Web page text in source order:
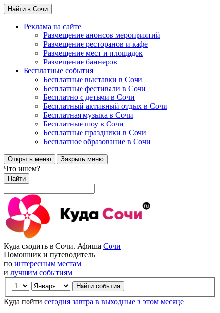
Найти в Сочи
Реклама на сайте
Размещение анонсов мероприятий
Размещение ресторанов и кафе
Размещение мест и площадок
Размещение баннеров
Бесплатные события
Бесплатные выставки в Сочи
Бесплатные фестивали в Сочи
Бесплатно с детьми в Сочи
Бесплатный активный отдых в Сочи
Бесплатная музыка в Сочи
Бесплатные шоу в Сочи
Бесплатные праздники в Сочи
Бесплатное образование в Сочи
Открыть меню Закрыть меню
Что ищем?
Найти
Куда сходить в Сочи. Афиша Сочи
Помощник и путеводитель
по интересным местам
и лучшим событиям
Куда пойти сегодня завтра в выходные в этом месяце